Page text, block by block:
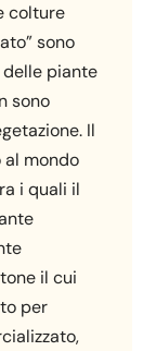
colture
sono
piante
sono
Il
mondo
i quali il
il cui
per